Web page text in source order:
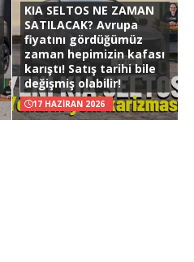
KIA SELTOS NE ZAMAN
SATILACAK? Avrupa
fiyatını gördüğümüz
zaman hepimizin kafası
karıştı! Satış tarihi bile
değişmiş olabilir!
17 HAZIRAN 2026